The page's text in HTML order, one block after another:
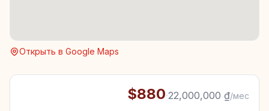
Открыть в Google Maps
$880·22,000,000 ₫/мес